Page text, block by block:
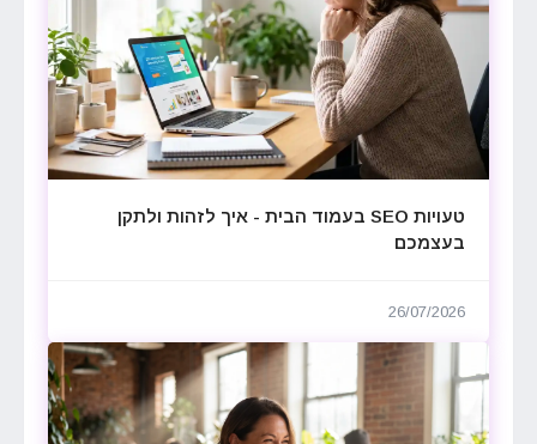
טעויות SEO בעמוד הבית - איך לזהות ולתקן
בעצמכם
26/07/2026